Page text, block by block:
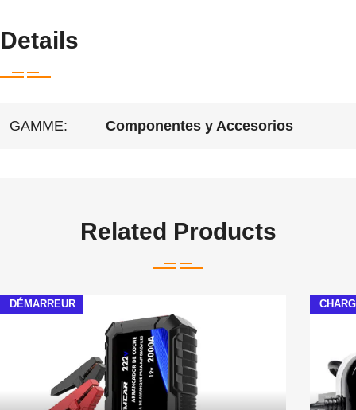
Details
GAMME: Componentes y Accesorios
Related Products
DÉMARREUR